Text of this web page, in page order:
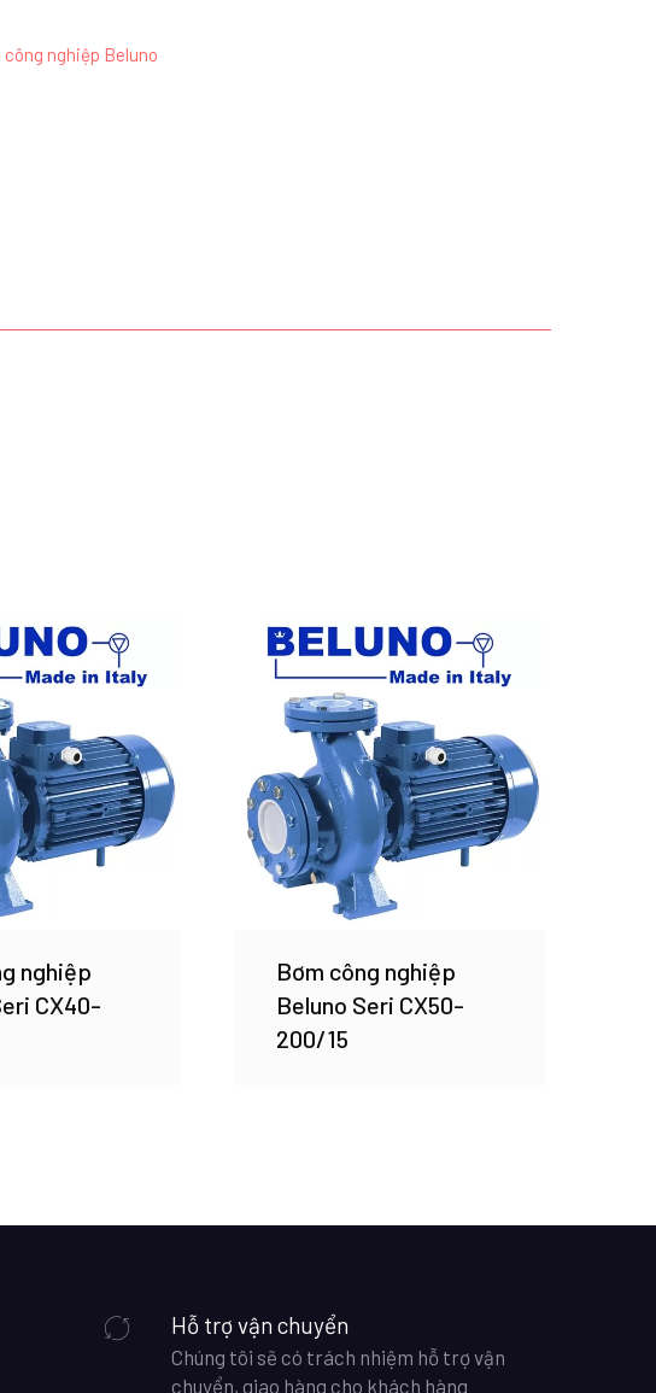
công nghiệp Beluno
nghiệp
CX40-
Bơm công nghiệp
Beluno Seri CX50-
200/15
Hỗ trợ vận chuyển
Chúng tôi sẽ có trách nhiệm hỗ trợ vận
chuyển, giao hàng cho khách hàng